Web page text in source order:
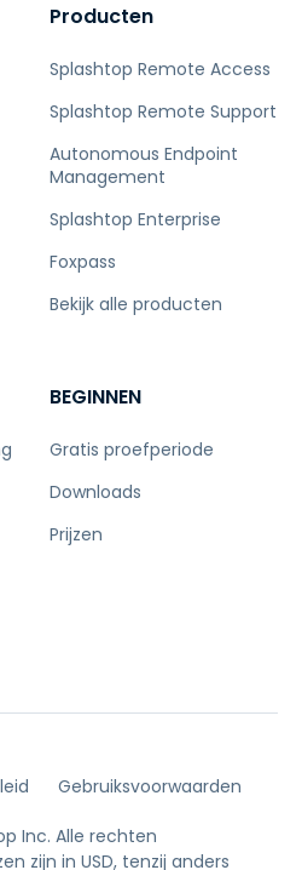
Producten
Splashtop Remote Access
Splashtop Remote Support
Autonomous Endpoint
Management
Splashtop Enterprise
Foxpass
Bekijk alle producten
BEGINNEN
Gratis proefperiode
Downloads
Prijzen
Gebruiksvoorwaarden
Inc. Alle rechten
zijn in USD, tenzij anders